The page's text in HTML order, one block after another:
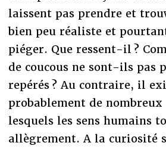
laissent pas prendre et
bien peu réaliste et
piéger. Que ressent-il ?
de coucous ne sont-ils pas
repérés ? Au contraire, il
probablement de nombreux
lesquels les sens humains
allègrement. A la curiosité